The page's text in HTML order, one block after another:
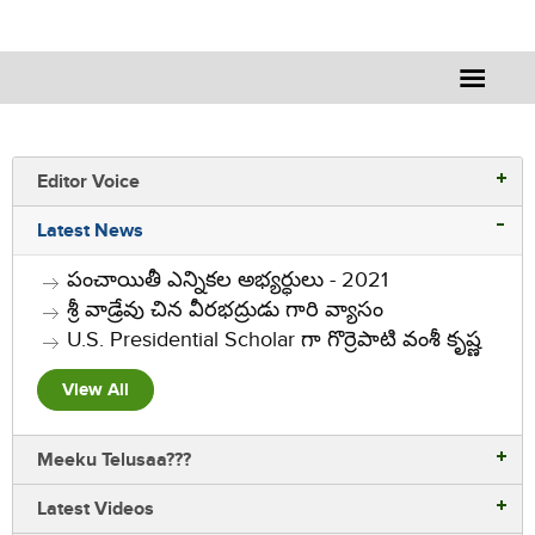
Editor Voice
Latest News
పంచాయితీ ఎన్నికల అభ్యర్ధులు - 2021
శ్రీ వాడ్రేవు చిన వీరభద్రుడు గారి వ్యాసం
U.S. Presidential Scholar గా గొర్రెపాటి వంశీ కృష్ణ
View All
Meeku Telusaa???
Latest Videos